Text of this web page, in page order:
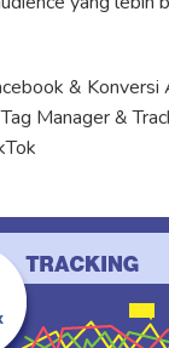
& Konversi
Manager &